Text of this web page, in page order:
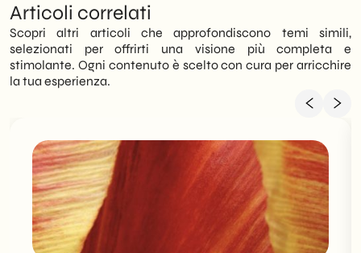
Articoli correlati
Scopri altri articoli che approfondiscono temi simili,
selezionati per offrirti una visione più completa e
stimolante. Ogni contenuto è scelto con cura per arricchire
la tua esperienza.